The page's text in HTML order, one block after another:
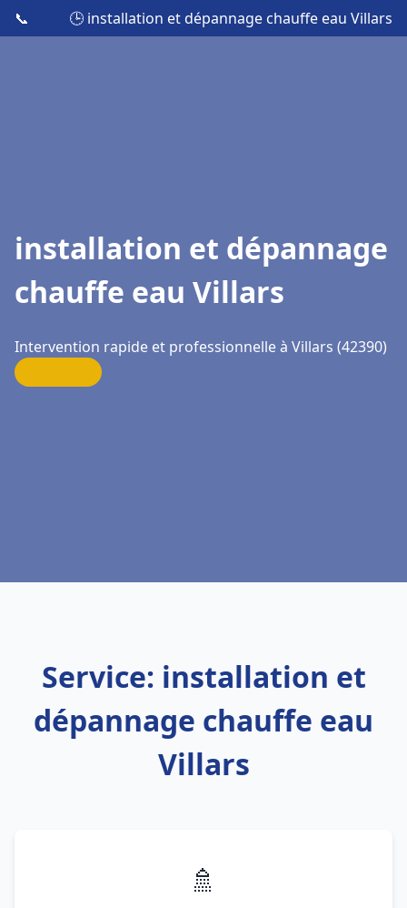
📞 🕒 installation et dépannage chauffe eau Villars
installation et dépannage
chauffe eau Villars
Intervention rapide et professionnelle à Villars (42390)
Service: installation et
dépannage chauffe eau
Villars
🚿